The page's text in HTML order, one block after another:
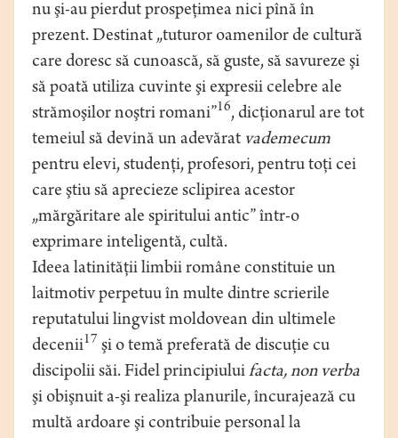
nu şi-au pierdut prospeţimea nici pînă în
prezent. Destinat „tuturor oamenilor de cultură
care doresc să cunoască, să guste, să savureze şi
să poată utiliza cuvinte şi expresii celebre ale
strămoşilor noştri romani”16, dicţionarul are tot
temeiul să devină un adevărat vademecum
pentru elevi, studenţi, profesori, pentru toţi cei
care ştiu să aprecieze sclipirea acestor
„mărgăritare ale spiritului antic” într-o
exprimare inteligentă, cultă.
Ideea latinităţii limbii române constituie un
laitmotiv perpetuu în multe dintre scrierile
reputatului lingvist moldovean din ultimele
decenii17 şi o temă preferată de discuţie cu
discipolii săi. Fidel principiuluifacta, non verba
şi obişnuit a-şi realiza planurile, încurajează cu
multă ardoare şi contribuie personal la